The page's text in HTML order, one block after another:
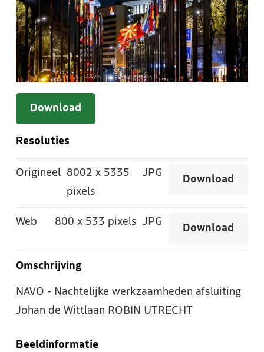
Download
Resoluties
Origineel 8002 x 5335
pixels
JPG
Download
Web 800 x 533 pixels JPG
Download
Omschrijving
NAVO - Nachtelijke werkzaamheden afsluiting
Johan de Wittlaan ROBIN UTRECHT
Beeldinformatie